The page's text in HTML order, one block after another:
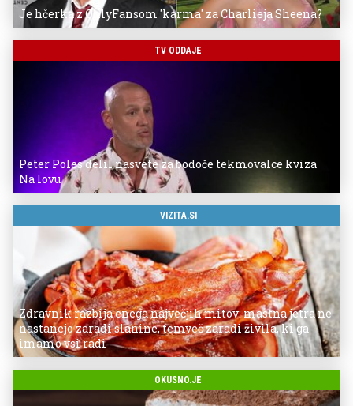
Je hčerka z OnlyFansom 'karma' za Charlieja Sheena?
TV ODDAJE
Peter Poles delil nasvete za bodoče tekmovalce kviza
Na lovu
VIZITA.SI
Zdravnik razbija enega največjih mitov: mastna jetra ne
nastanejo zaradi slanine, temveč zaradi živila, ki ga
imamo vsi radi
OKUSNO.JE